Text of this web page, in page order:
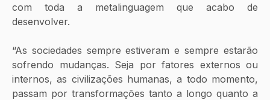
com toda a metalinguagem que acabo de
desenvolver.
“As sociedades sempre estiveram e sempre estarão
sofrendo mudanças. Seja por fatores externos ou
internos, as civilizações humanas, a todo momento,
passam por transformações tanto a longo quanto a